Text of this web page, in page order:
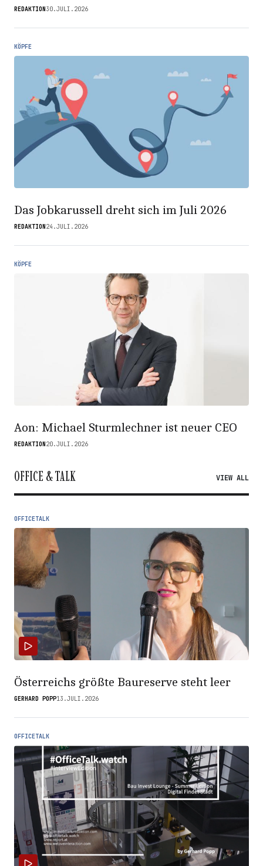
REDAKTION30.JULI.2026
KÖPFE
Das Jobkarussell dreht sich im Juli 2026
REDAKTION24.JULI.2026
KÖPFE
Aon: Michael Sturmlechner ist neuer CEO
REDAKTION20.JULI.2026
OFFICE & TALK VIEW ALL
OFFICETALK
Österreichs größte Baureserve steht leer
GERHARD POPP13.JULI.2026
OFFICETALK